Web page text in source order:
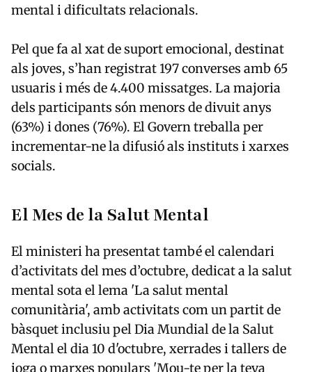
mental i dificultats relacionals.
Pel que fa al xat de suport emocional, destinat
als joves, s’han registrat 197 converses amb 65
usuaris i més de 4.400 missatges. La majoria
dels participants són menors de divuit anys
(63%) i dones (76%). El Govern treballa per
incrementar-ne la difusió als instituts i xarxes
socials.
El Mes de la Salut Mental
El ministeri ha presentat també el calendari
d’activitats del mes d’octubre, dedicat a la salut
mental sota el lema 'La salut mental
comunitària', amb activitats com un partit de
bàsquet inclusiu pel Dia Mundial de la Salut
Mental el dia 10 d'octubre, xerrades i tallers de
ioga o marxes populars 'Mou-te per la teva